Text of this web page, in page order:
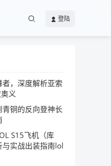
登陆
，深度解析亚索
义
铜的反向登神长
S15飞机（库
实战出装指南lol